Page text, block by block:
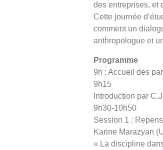
des entreprises, et
Cette journée
comment un
anthropologue et
Programme
9h : Accueil des
9h15
Introduction par
9h30-10h50
Session 1 :
Karine Marazyan
« La discipline